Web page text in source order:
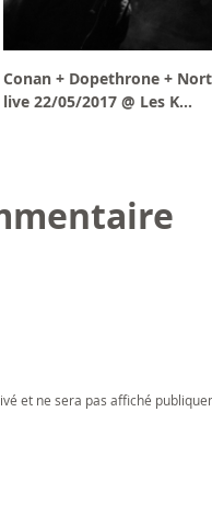
Conan + Dopethrone +
live 22/05/2017 @ Les K...
et ne sera pas affiché